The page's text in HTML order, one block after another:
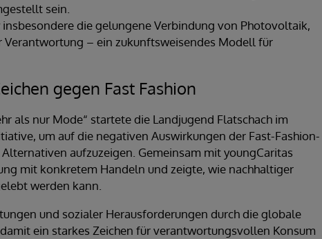
sein.
die gelungene Verbindung von Photovoltaik,
– ein zukunftsweisendes Modell für
gegen Fast Fashion
als nur Mode“ startete die Landjugend Flatschach im
um auf die negativen Auswirkungen der Fast-Fashion-
aufzuzeigen. Gemeinsam mit youngCaritas
mit konkretem Handeln und zeigte, wie nachhaltiger
werden kann.
und sozialer Herausforderungen durch die globale
ein starkes Zeichen für verantwortungsvollen Konsum